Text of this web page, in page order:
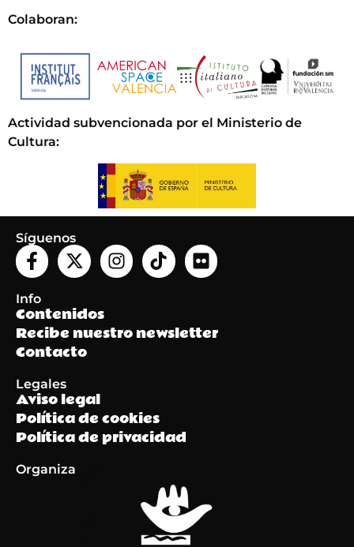
Colaboran:
Actividad subvencionada por el Ministerio de
Cultura:
Síguenos
Info
Contenidos
Recibe nuestro newsletter
Contacto
Legales
Aviso legal
Política de cookies
Política de privacidad
Organiza